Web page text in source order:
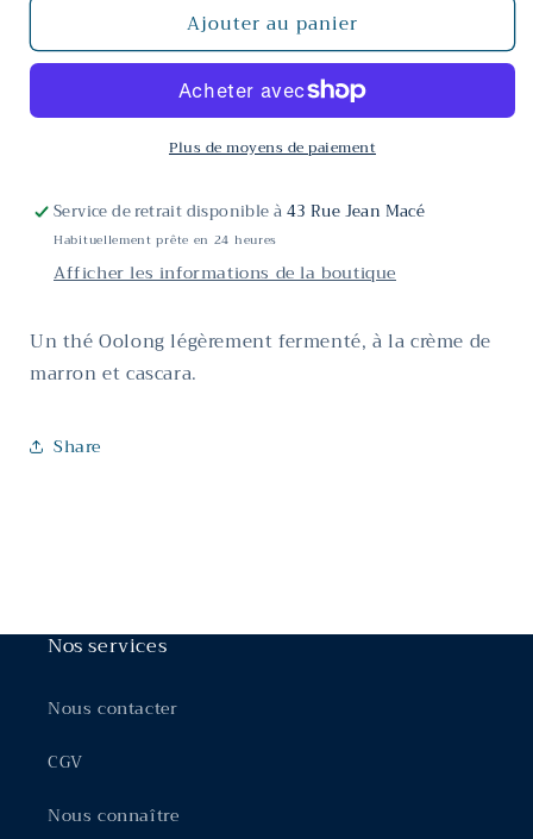
Oolong
marrons
de
Oolong
de
marrons
Ajouter au panier
Plus de moyens de paiement
Service de retrait disponible à43 Rue Jean Macé
Habituellement prête en 24 heures
Afficher les informations de la boutique
Un thé Oolong légèrement fermenté, à la crème de
marron et cascara.
Share
Nos services
Nous contacter
CGV
Nous connaître